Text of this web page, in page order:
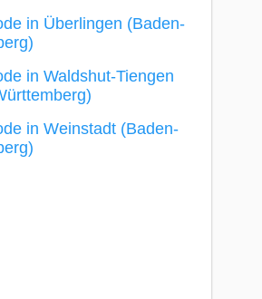
in Überlingen (Baden-
in Waldshut-Tiengen
in Weinstadt (Baden-